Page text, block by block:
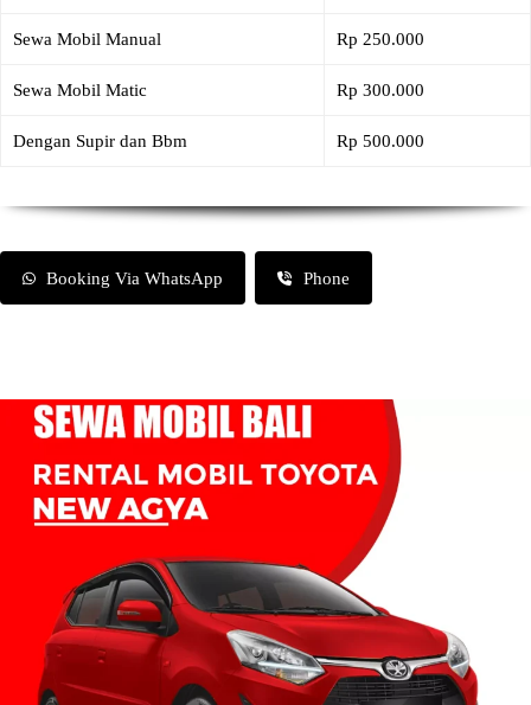
Sewa Mobil Manual Rp 250.000
Sewa Mobil Matic Rp 300.000
Dengan Supir dan Bbm Rp 500.000
Booking Via WhatsApp Phone